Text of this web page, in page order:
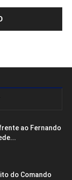
ao Fernando
do Comando